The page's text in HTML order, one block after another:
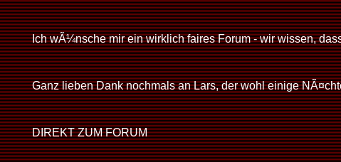
Ich wÃ¼nsche mir ein wirklich faires Forum - wir wissen,
Ganz lieben Dank nochmals an Lars, der wohl einige
DIREKT ZUM FORUM